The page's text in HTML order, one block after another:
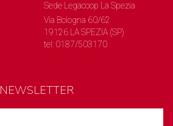
Sede Legacoop La Spezia
Via Bologna 60/62
19126 LA SPEZIA (SP)
tel: 0187/503170
NEWSLETTER